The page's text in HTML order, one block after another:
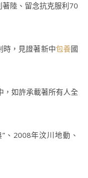
陸、留念抗克服利70
，見證著新中包養國
如許承載著所有人全
2008年汶川地動、